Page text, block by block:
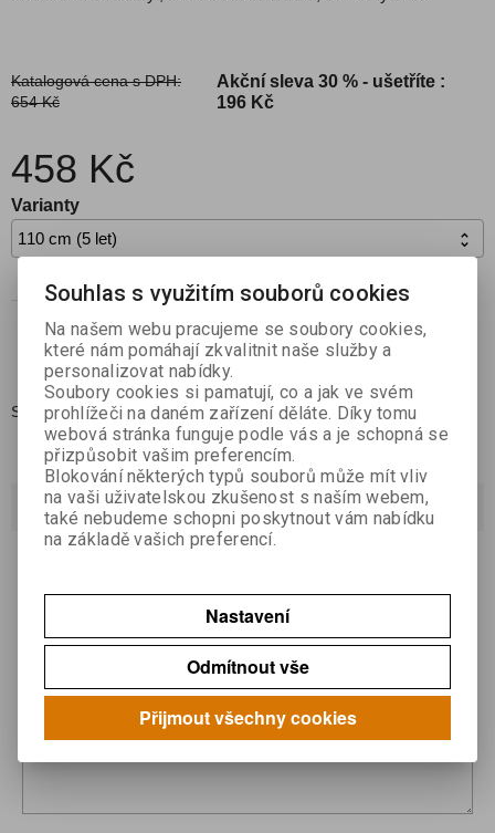
Katalogová cena s DPH:
654 Kč
Akční sleva 30 % - ušetříte :
196 Kč
458 Kč
Varianty

ks Koupit
Přidat do oblíbených
Skladem:1 ks
Dotaz na výrobek
Váš dotaz *
Souhlas s využitím souborů cookies
Na našem webu pracujeme se soubory cookies,
které nám pomáhají zkvalitnit naše služby a
personalizovat nabídky.
Soubory cookies si pamatují, co a jak ve svém
prohlížeči na daném zařízení děláte. Díky tomu
webová stránka funguje podle vás a je schopná se
přizpůsobit vašim preferencím.
Blokování některých typů souborů může mít vliv
na vaši uživatelskou zkušenost s naším webem,
také nebudeme schopni poskytnout vám nabídku
na základě vašich preferencí.
Nastavení
Odmítnout vše
Přijmout všechny cookies